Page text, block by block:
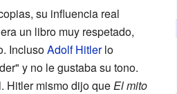
su influencia real
un libro muy respetado,
InclusoAdolf Hitlerlo
y no le gustaba su tono.
Hitler mismo dijo queEl mito